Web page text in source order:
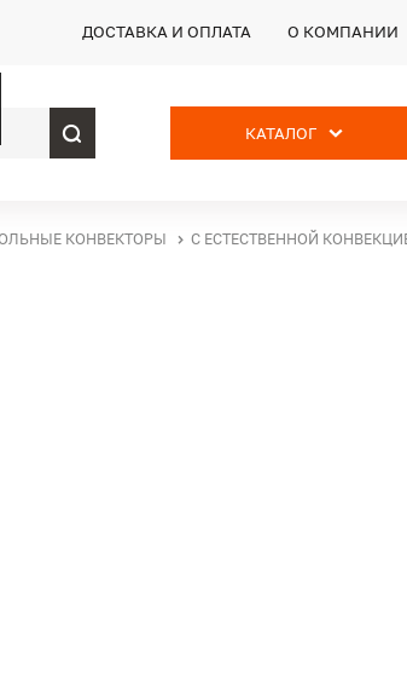
ДОСТАВКА И ОПЛАТА О КОМПАНИИ
КАТАЛОГ
КОНВЕКТОРЫ С ЕСТЕСТВЕННОЙ